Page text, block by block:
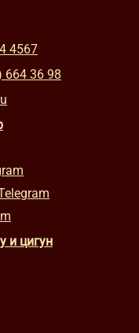
4567
664 36 98
и цигун